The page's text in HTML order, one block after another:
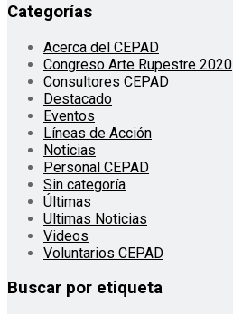
Categorías
Acerca del CEPAD
Congreso Arte Rupestre 2020
Consultores CEPAD
Destacado
Eventos
Líneas de Acción
Noticias
Personal CEPAD
Sin categoría
Últimas
Ultimas Noticias
Videos
Voluntarios CEPAD
Buscar por etiqueta